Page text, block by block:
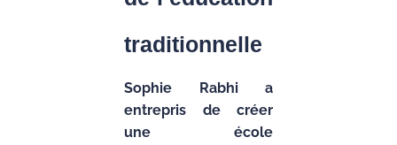
traditionnelle
Sophie Rabhi a
entrepris de créer
une école